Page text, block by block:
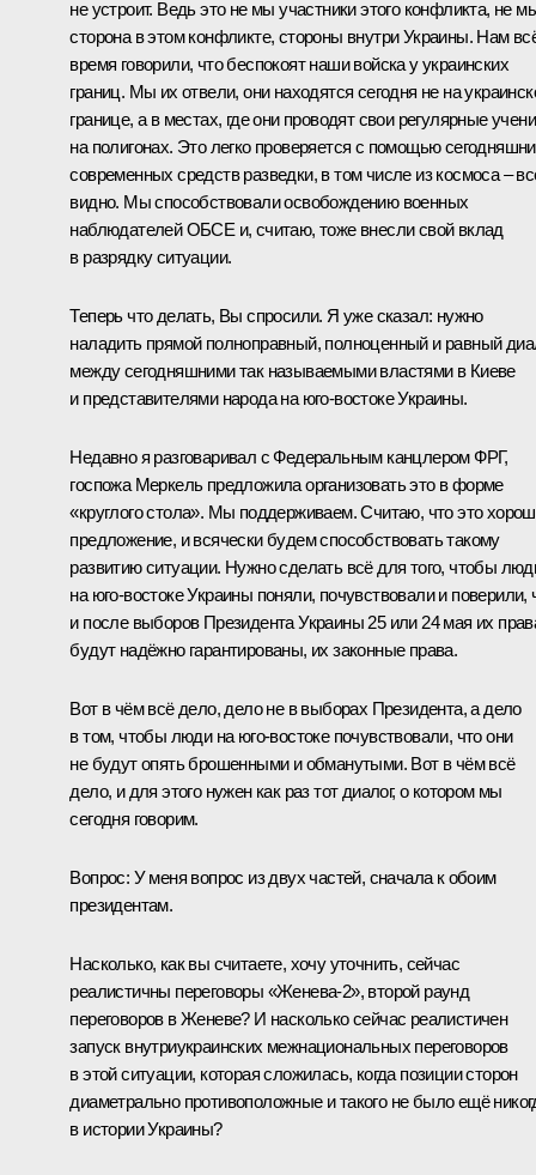
не устроит. Ведь это не мы участники этого конфликта, не
сторона в этом конфликте, стороны внутри Украины. Нам
время говорили, что беспокоят наши войска у украинских
границ. Мы их отвели, они находятся сегодня не на
границе, а в местах, где они проводят свои регулярные
на полигонах. Это легко проверяется с помощью
современных средств разведки, в том числе из космоса –
видно. Мы способствовали освобождению военных
наблюдателей ОБСЕ и, считаю, тоже внесли свой вклад
в разрядку ситуации.
Теперь что делать, Вы спросили. Я уже сказал: нужно
наладить прямой полноправный, полноценный и равный
между сегодняшними так называемыми властями в Киеве
и представителями народа на юго-востоке Украины.
Недавно я разговаривал с Федеральным канцлером ФРГ,
госпожа Меркель предложила организовать это в форме
«круглого стола». Мы поддерживаем. Считаю, что это
предложение, и всячески будем способствовать такому
развитию ситуации. Нужно сделать всё для того, чтобы
на юго-востоке Украины поняли, почувствовали и поверили,
и после выборов Президента Украины 25 или 24 мая их
будут надёжно гарантированы, их законные права.
Вот в чём всё дело, дело не в выборах Президента, а дело
в том, чтобы люди на юго-востоке почувствовали, что они
не будут опять брошенными и обманутыми. Вот в чём всё
дело, и для этого нужен как раз тот диалог, о котором мы
сегодня говорим.
Вопрос: У меня вопрос из двух частей, сначала к обоим
президентам.
Насколько, как вы считаете, хочу уточнить, сейчас
реалистичны переговоры «Женева-2», второй раунд
переговоров в Женеве? И насколько сейчас реалистичен
запуск внутриукраинских межнациональных переговоров
в этой ситуации, которая сложилась, когда позиции сторон
диаметрально противоположные и такого не было ещё
в истории Украины?